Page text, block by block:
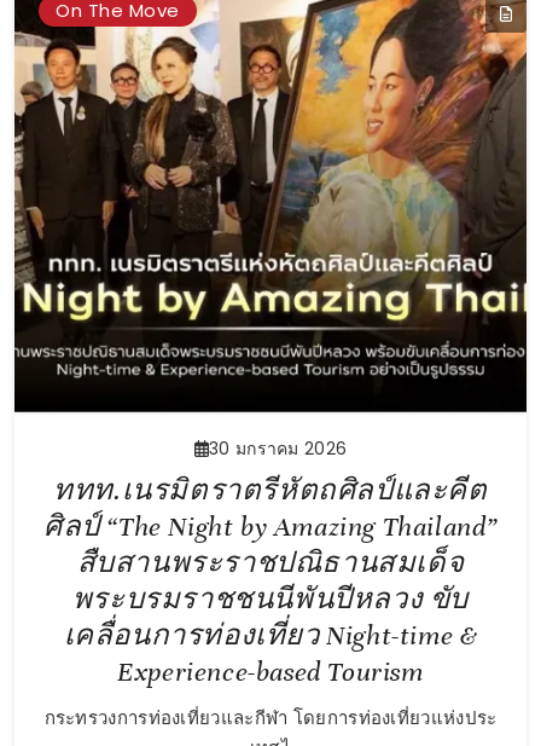
On The Move
30 มกราคม 2026
ททท.เนรมิตราตรีหัตถศิลป์และคีต
ศิลป์ “The Night by Amazing Thailand”
สืบสานพระราชปณิธานสมเด็จ
พระบรมราชชนนีพันปีหลวง ขับ
เคลื่อนการท่องเที่ยว Night-time &
Experience-based Tourism
กระทรวงการท่องเที่ยวและกีฬา โดยการท่องเที่ยวแห่งประ